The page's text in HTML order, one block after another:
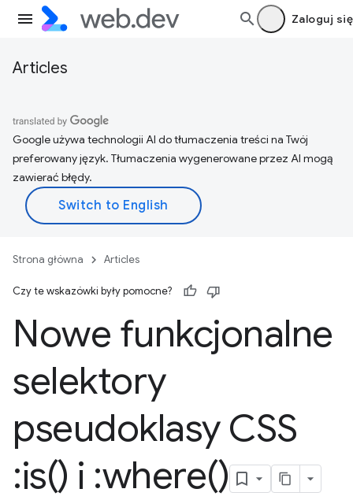
Zaloguj się
Articles
Google używa technologii AI do tłumaczenia treści na Twój
preferowany język. Tłumaczenia wygenerowane przez AI mogą
zawierać błędy.
Strona główna Articles
Czy te wskazówki były pomocne?
Nowe funkcjonalne
selektory
pseudoklasy CSS
:is() i :where()